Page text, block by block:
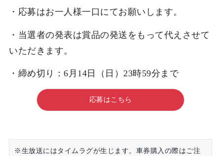
・応募はお一人様一口にてお願いします。
・当選者の発表は賞品の発送をもって代えさせて
いただきます。
・締め切り：6月14日（日）23時59分まで
応募はこちら
※生放送にはタイムラグが生じます。車券購入の際はご注